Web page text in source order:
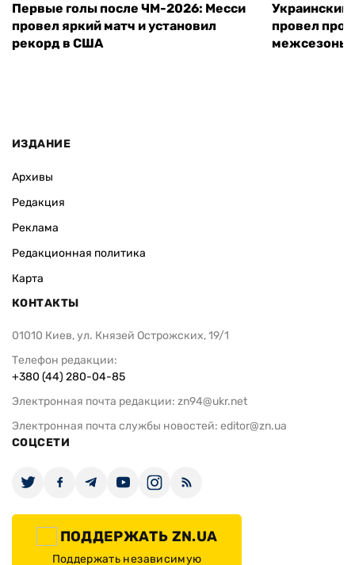
Первые голы после ЧМ-2026: Месси
провел яркий матч и установил
рекорд в США
Украинский
провел
межсезонье
ИЗДАНИЕ
Архивы
Редакция
Реклама
Редакционная политика
Карта
КОНТАКТЫ
01010 Киев, ул. Князей Острожских, 19/1
Телефон редакции:
+380 (44) 280-04-85
Электронная почта редакции: zn94@ukr.net
Электронная почта службы новостей: editor@zn.ua
СОЦСЕТИ
ПОДДЕРЖАТЬ ZN.UA
Поддержать независимую